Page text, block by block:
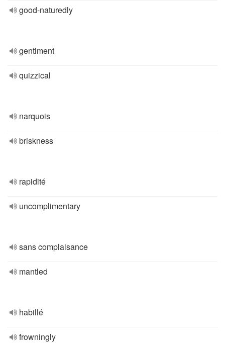
good-naturedly
gentiment
quizzical
narquois
briskness
rapidité
uncomplimentary
sans complaisance
mantled
habillé
frowningly